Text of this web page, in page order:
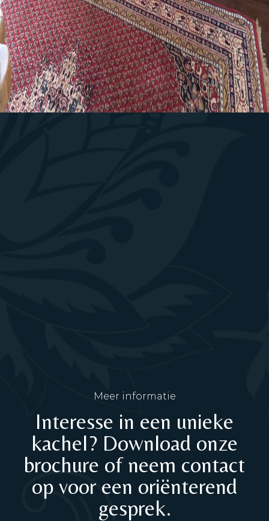
Meer informatie
Interesse in een unieke
kachel? Download onze
brochure of neem contact
op voor een oriënterend
gesprek.